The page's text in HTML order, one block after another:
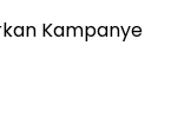
Kampanye